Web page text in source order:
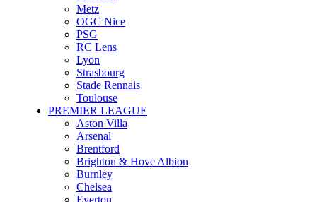
Metz
OGC Nice
PSG
RC Lens
Lyon
Strasbourg
Stade Rennais
Toulouse
PREMIER LEAGUE
Aston Villa
Arsenal
Brentford
Brighton & Hove Albion
Burnley
Chelsea
Everton